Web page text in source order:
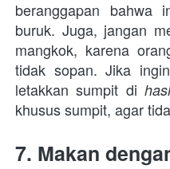
beranggapan bahwa
buruk. Juga, jangan
mangkok, karena
tidak sopan. Jika
letakkan sumpit di
khusus sumpit, agar
7. Makan